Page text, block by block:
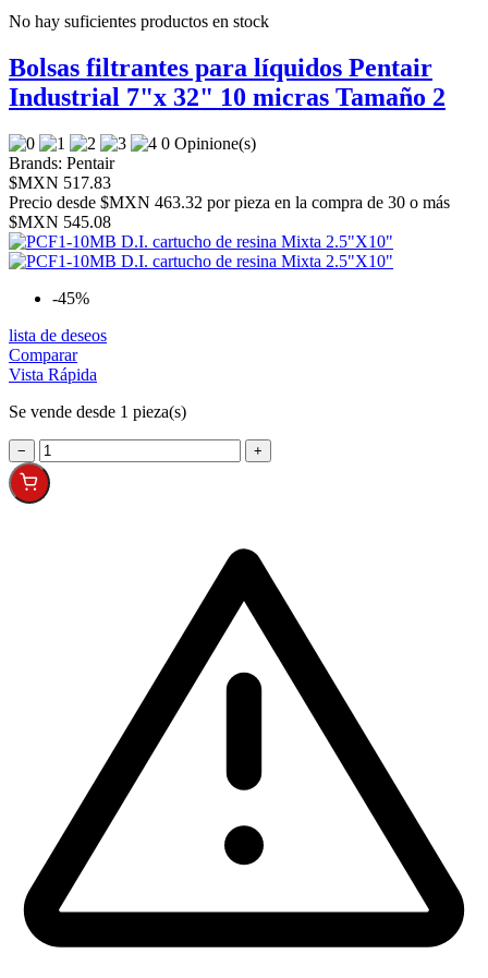
No hay suficientes productos en stock
Bolsas filtrantes para líquidos Pentair
Industrial 7"x 32" 10 micras Tamaño 2
0 Opinione(s)
Brands: Pentair
$MXN 517.83
Precio desde $MXN 463.32 por pieza en la compra de 30 o más
$MXN 545.08
-45%
lista de deseos
Comparar
Vista Rápida
Se vende desde 1 pieza(s)
− +